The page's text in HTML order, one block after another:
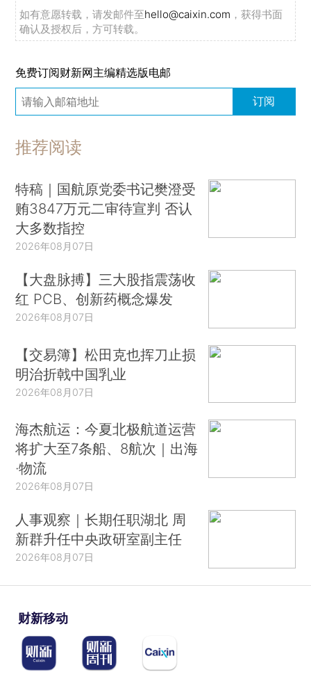
如有意愿转载，请发邮件至hello@caixin.com ，获得书面
确认及授权后，方可转载。
免费订阅财新网主编精选版电邮
订阅
推荐阅读
特稿｜国航原党委书记樊澄受
贿3847万元二审待宣判 否认
大多数指控
2026年08月07日
【大盘脉搏】三大股指震荡收
红 PCB、创新药概念爆发
2026年08月07日
【交易簿】松田克也挥刀止损
明治折戟中国乳业
2026年08月07日
海杰航运：今夏北极航道运营
将扩大至7条船、8航次｜出海
·物流
2026年08月07日
人事观察｜长期任职湖北 周
新群升任中央政研室副主任
2026年08月07日
财新移动